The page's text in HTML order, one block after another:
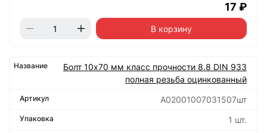
17 ₽
В корзину
Болт 10х70 мм класс прочности 8.8 DIN 933
полная резьба оцинкованный
А02001007031507шт
1 шт.